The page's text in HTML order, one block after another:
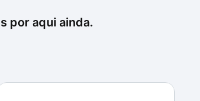
preferência individual, já que a gestão
por aqui ainda.